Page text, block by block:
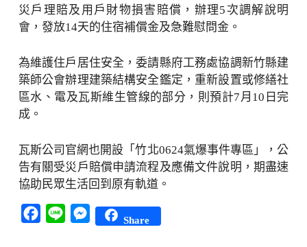
災戶理賠及用戶財物損害賠償，辦理5次調解說明
會，發放14天的住宿補償金及急難慰問金。
為維護住戶居住安全，委請縣府工務處協調新竹縣建
築師公會辦理建築結構安全鑑定，重新設置或修繕社
區水、電及瓦斯維生管線的部分，則預計7月10日完
成。
瓦斯公司官網也開設「竹北0624氣爆事件專區」，公
告有關受災戶賠償申請流程及應備文件說明，期盡速
協助民眾生活回到原有軌道。
Facebook
Line Messenger
Share